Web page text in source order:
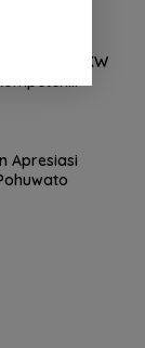
Lulus UKW
Apresiasi